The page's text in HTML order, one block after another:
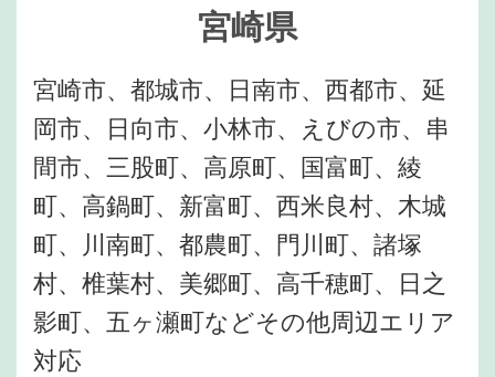
宮崎県
宮崎市、都城市、日南市、西都市、延
岡市、日向市、小林市、えびの市、串
間市、三股町、高原町、国富町、綾
町、高鍋町、新富町、西米良村、木城
町、川南町、都農町、門川町、諸塚
村、椎葉村、美郷町、高千穂町、日之
影町、五ヶ瀬町などその他周辺エリア
対応